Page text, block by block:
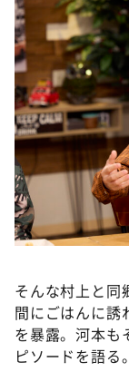
そんな村上と同
間にごはんに誘
を暴露。河本も
ピソードを語る。